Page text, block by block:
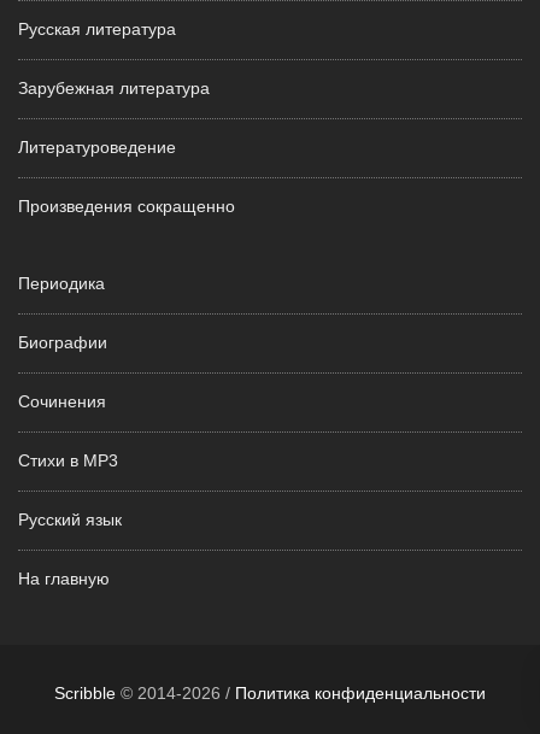
Русская литература
Зарубежная литература
Литературоведение
Произведения сокращенно
Периодика
Биографии
Сочинения
Стихи в MP3
Русский язык
На главную
Scribble © 2014-2026 / Политика конфиденциальности